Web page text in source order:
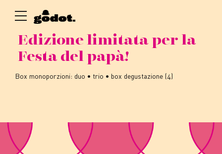
Edizione limitata per la
Festa del papà!
Box monoporzioni: duo • trio • box degustazione (4)